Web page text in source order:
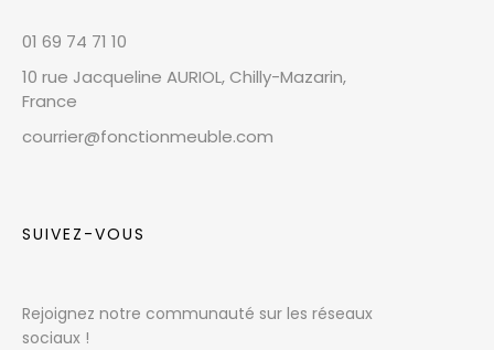
01 69 74 71 10
10 rue Jacqueline AURIOL, Chilly-Mazarin,
France
courrier@fonctionmeuble.com
SUIVEZ-VOUS
Rejoignez notre communauté sur les réseaux
sociaux !